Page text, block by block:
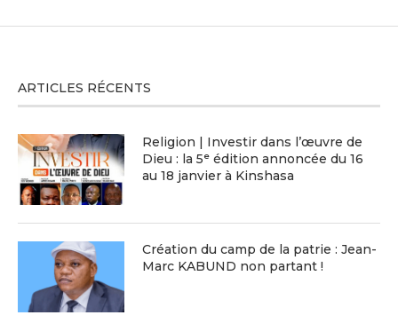
ARTICLES RÉCENTS
Religion | Investir dans l’œuvre de
Dieu : la 5ᵉ édition annoncée du 16
au 18 janvier à Kinshasa
Création du camp de la patrie : Jean-
Marc KABUND non partant !